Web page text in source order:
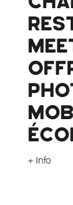
+ Info